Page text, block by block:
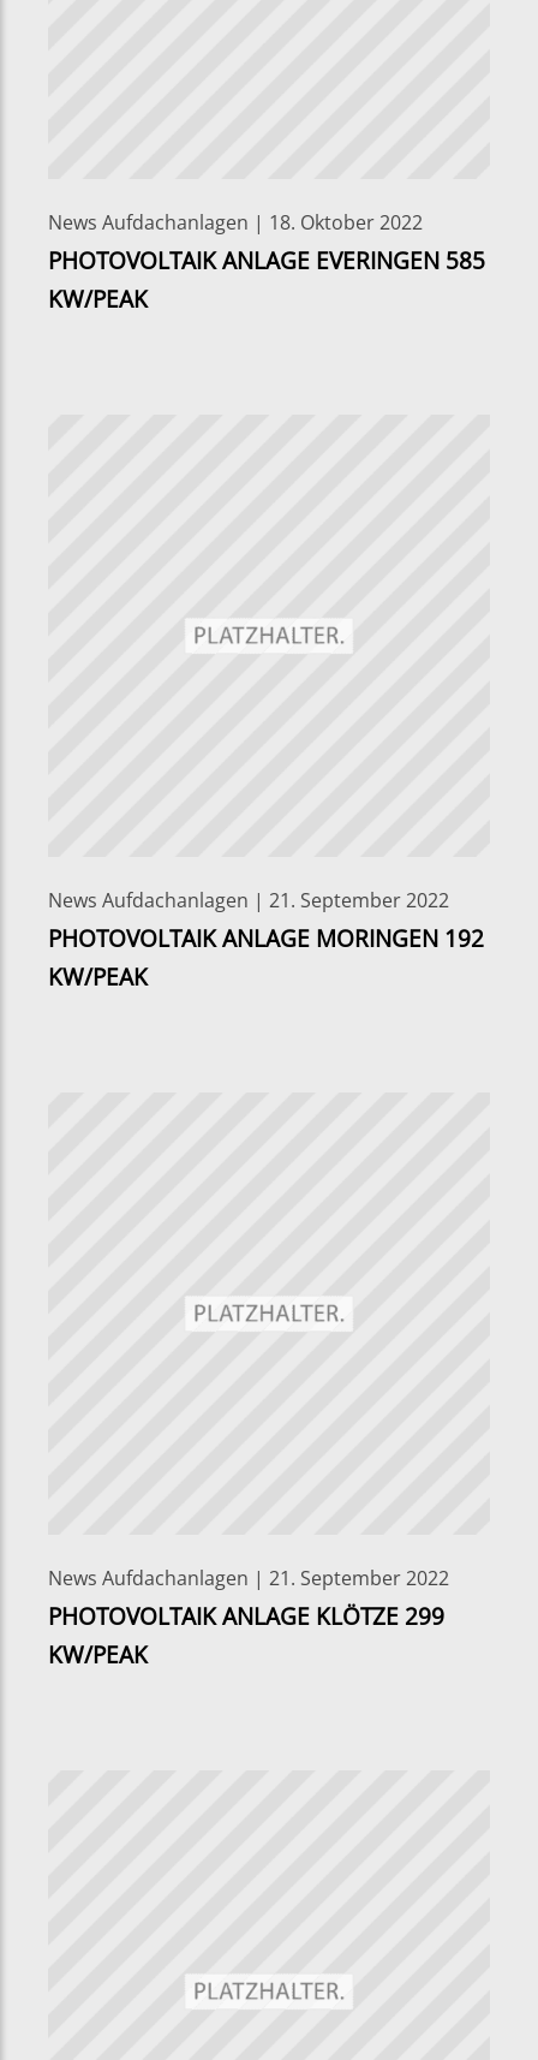
News Aufdachanlagen | 18. Oktober 2022
PHOTOVOLTAIK ANLAGE EVERINGEN 585
KW/PEAK
News Aufdachanlagen | 21. September 2022
PHOTOVOLTAIK ANLAGE MORINGEN 192
KW/PEAK
News Aufdachanlagen | 21. September 2022
PHOTOVOLTAIK ANLAGE KLÖTZE 299
KW/PEAK